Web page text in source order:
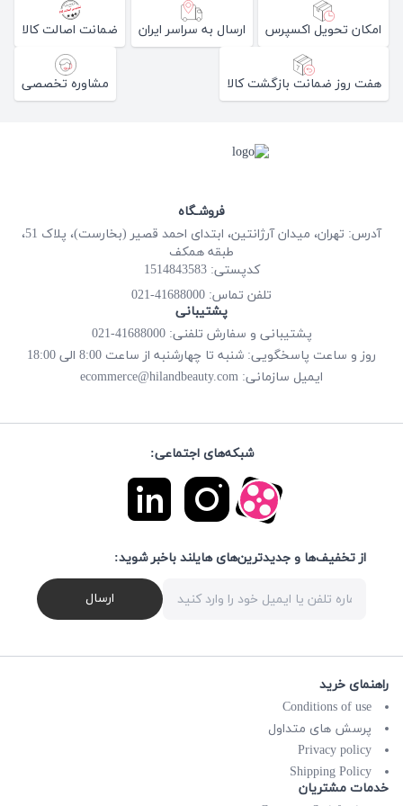
امکان تحویل اکسپرس ارسال به سراسر ایران ضمانت اصالت کالا
هفت روز ضمانت بازگشت کالا مشاوره تخصصی
فروشـگاه
آدرس: تهران، میدان آرژانتین، ابتدای احمد قصیر (بخارست)، پلاک 51،
طبقه همکف
کدپستی: 1514843583
تلفن تماس: 41688000-021
پشتیبانی
پشتیبانی و سفارش تلفنی: 41688000-021
روز و ساعت پاسخگویی: شنبه تا چهارشنبه از ساعت 8:00 الی 18:00
ایمیل سازمانی: ecommerce@hilandbeauty.com
شبکه‌های اجتماعی:
از تخفیف‌ها و جدیدترین‌های هایلند باخبر شوید:
ارسال
راهنمای خرید
Conditions of use
پرسش های متداول
Privacy policy
Shipping Policy
خدمات مشتریان